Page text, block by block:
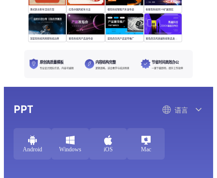
港式复古新年活动方案 红色中国风蛇年大吉 橙色科技智能汽车发布会 粉紫色科技风VR扩展现实
深蓝色科技风探索科技边界 紫色科技风产品发布会 蓝色商务风产品宣传推广 紫色商务风高端科技新品发布会
原创高质量模板
专业设计团队打造，内容可编辑
内容结构完整
逻辑清晰，适合教学与培训场景
节省时间高效办公
一键下载即用，提升工作效率
PPT 语言
Android Windows iOS Mac